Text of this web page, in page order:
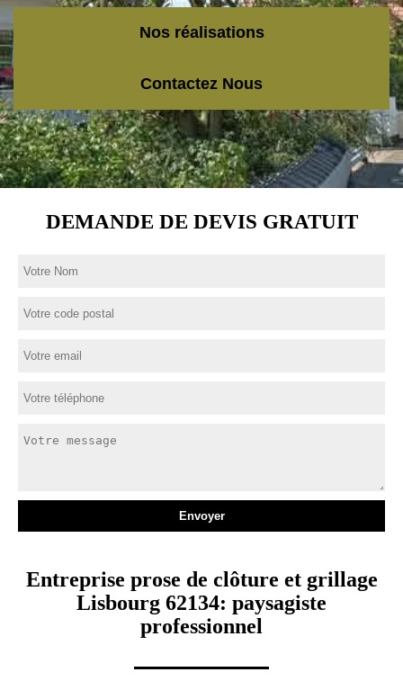
Nos réalisations
Contactez Nous
DEMANDE DE DEVIS GRATUIT
Entreprise prose de clôture et grillage
Lisbourg 62134: paysagiste
professionnel